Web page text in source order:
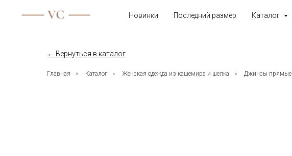
Новинки Последний размер Каталог
← Вернуться в каталог
Главная » Каталог » Женская одежда из кашемира и шелка » Джинсы прямые